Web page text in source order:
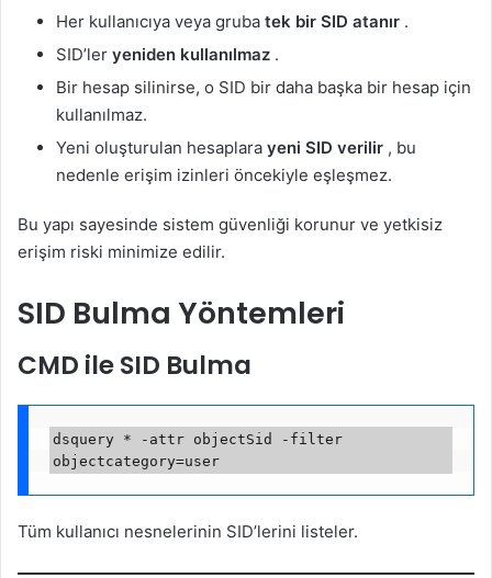
Her kullanıcıya veya gruba tek bir SID atanır .
SID’ler yeniden kullanılmaz .
Bir hesap silinirse, o SID bir daha başka bir hesap için
kullanılmaz.
Yeni oluşturulan hesaplara yeni SID verilir , bu
nedenle erişim izinleri öncekiyle eşleşmez.
Bu yapı sayesinde sistem güvenliği korunur ve yetkisiz
erişim riski minimize edilir.
SID Bulma Yöntemleri
CMD ile SID Bulma
dsquery * -attr objectSid -filter
objectcategory=user
Tüm kullanıcı nesnelerinin SID’lerini listeler.